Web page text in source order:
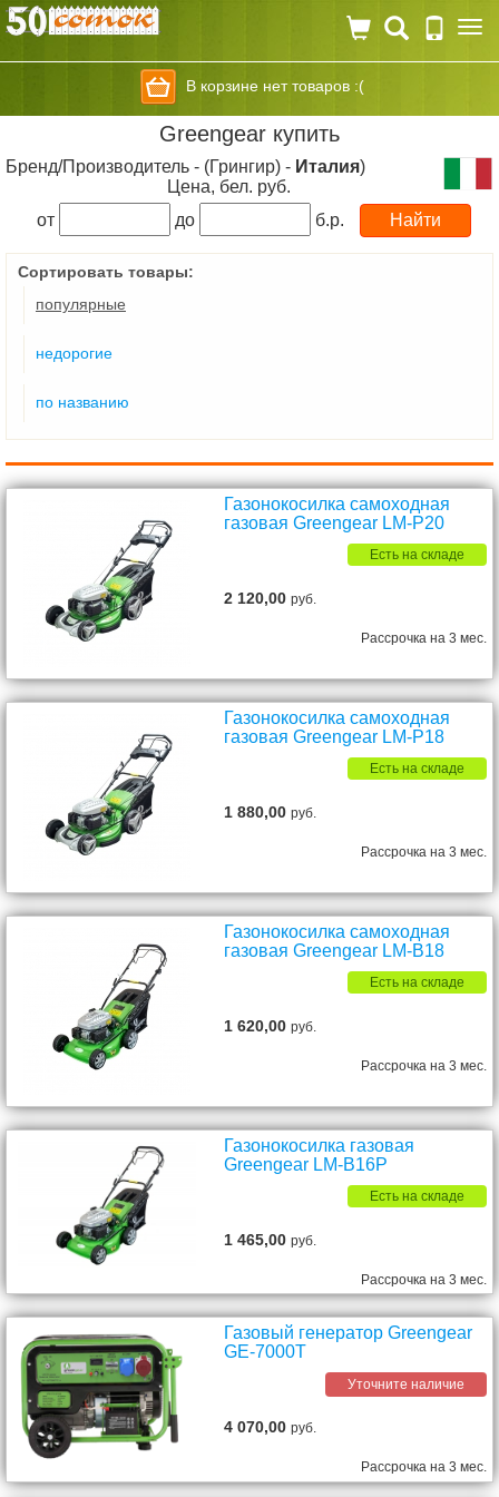
В корзине нет товаров :(
Greengear купить
Бренд/Производитель - (Грингир) - Италия)
Цена, бел. руб.
от
до б.р.
Сортировать товары:
популярные
недорогие
по названию
Газонокосилка самоходная
газовая Greengear LM-P20
Есть на складе
2 120,00руб.
Рассрочка на 3 мес.
Газонокосилка самоходная
газовая Greengear LM-P18
Есть на складе
1 880,00руб.
Рассрочка на 3 мес.
Газонокосилка самоходная
газовая Greengear LM-B18
Есть на складе
1 620,00руб.
Рассрочка на 3 мес.
Газонокосилка газовая
Greengear LM-B16P
Есть на складе
1 465,00руб.
Рассрочка на 3 мес.
Газовый генератор Greengear
GE-7000T
Уточните наличие
4 070,00руб.
Рассрочка на 3 мес.